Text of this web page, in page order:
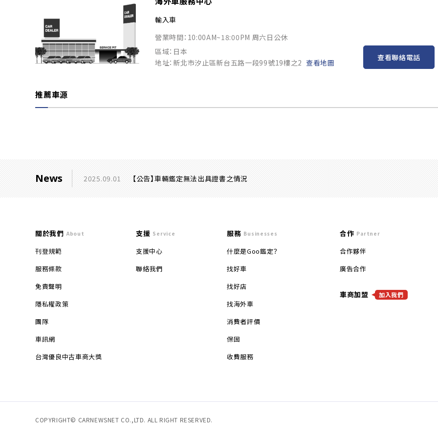
輸入車
營業時間：10:00AM~18:00PM 周六日公休
區域：日本
地址：新北市汐止區新台五路一段99號19樓之2 查看地圖
查看聯絡電話
推薦車源
News 2025.09.01 【公告】車輛鑑定無法出具證書之情況
關於我們 About
刊登規範
服務條款
免責聲明
隱私權政策
團隊
車訊網
台灣優良中古車商大獎
支援 Service
支援中心
聯絡我們
服務 Businesses
什麼是Goo鑑定？
找好車
找好店
找海外車
消費者評價
保固
收費服務
合作 Partner
合作夥伴
廣告合作
車商加盟 加入我們
COPYRIGHT© CARNEWSNET CO.,LTD. ALL RIGHT RESERVED.